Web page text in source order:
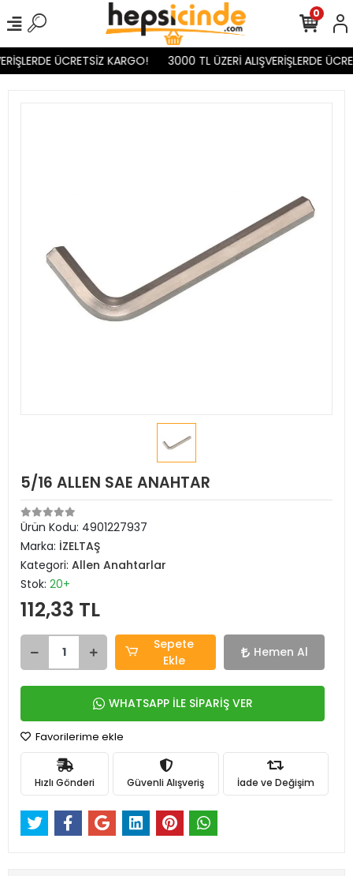
ÜCRETSİZ KARGO! 3000 TL ÜZERİ ALIŞVERİŞLERDE
0
5/16 ALLEN SAE ANAHTAR
Ürün Kodu: 4901227937
Marka: İZELTAŞ
Kategori: Allen Anahtarlar
Stok: 20+
112,33 TL
Sepete
Ekle
Hemen Al
WHATSAPP İLE SİPARİŞ VER
Favorilerime ekle
Hızlı Gönderi Güvenli Alışveriş İade ve Değişim